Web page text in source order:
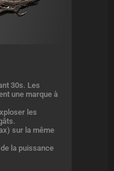
30s. Les
une marque à
les
sur la même
la puissance